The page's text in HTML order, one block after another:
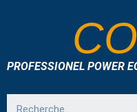
PROFESSIONEL POWER